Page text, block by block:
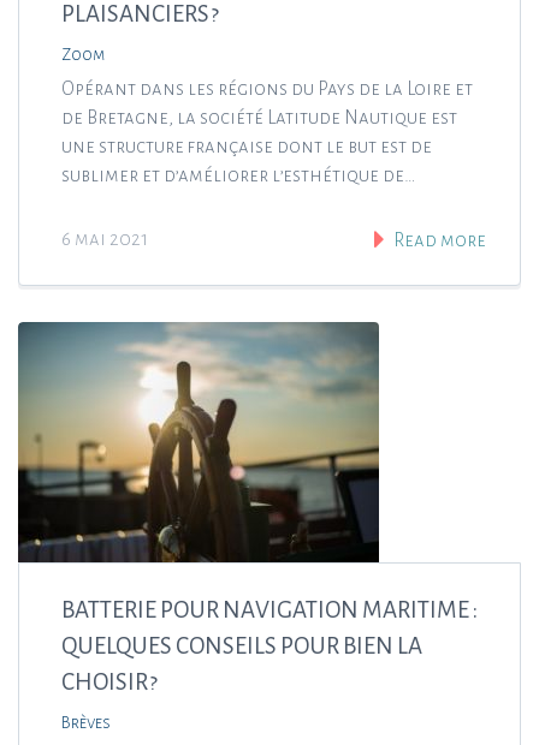
PLAISANCIERS ?
Zoom
Opérant dans les régions du Pays de la Loire et
de Bretagne, la société Latitude Nautique est
une structure française dont le but est de
sublimer et d’améliorer l’esthétique de…
6 mai 2021 Read more
BATTERIE POUR NAVIGATION MARITIME :
QUELQUES CONSEILS POUR BIEN LA
CHOISIR ?
Brèves